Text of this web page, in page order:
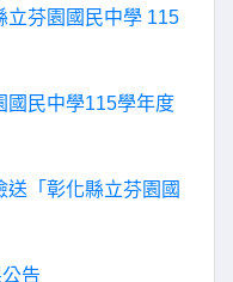
立芬園國民中學 115
國民中學115學年度
送「彰化縣立芬園國
告